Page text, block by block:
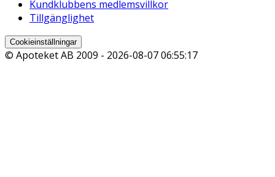
Kundklubbens medlemsvillkor
Tillgänglighet
Cookieinställningar
© Apoteket AB 2009 - 2026-08-07 06:55:17